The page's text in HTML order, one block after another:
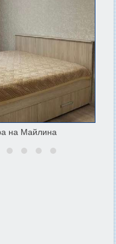
на Майлина